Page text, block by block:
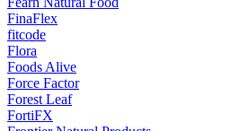
FinaFlex
fitcode
Flora
Foods Alive
Force Factor
Forest Leaf
FortiFX